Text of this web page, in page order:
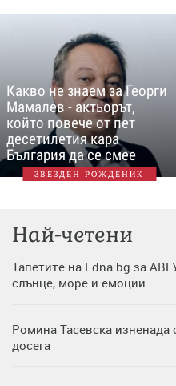
Какво не знаем за Георги
Мамалев - актьорът,
който повече от пет
десетилетия кара
България да се смее
ЗВЕЗДЕН РОЖДЕНИК
Най-четени
Тапетите на Edna.bg за
слънце, море и емоции
Ромина Тасевска
досега